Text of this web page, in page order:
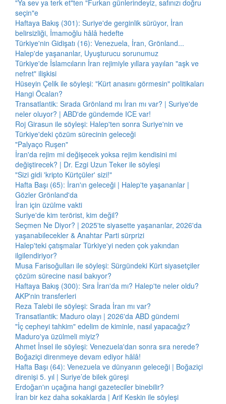
"Ya sev ya terk et"ten "Furkan günlerindeyiz, safınızı doğru
seçin"e
Haftaya Bakış (301): Suriye'de gerginlik sürüyor, İran
belirsizliği, İmamoğlu hâlâ hedefte
Türkiye'nin Gidişatı (16): Venezuela, İran, Grönland...
Halep'de yaşananlar, Uyuşturucu sorunumuz
Türkiye'de İslamcıların İran rejimiyle yıllara yayılan "aşk ve
nefret" ilişkisi
Hüseyin Çelik ile söyleşi: "Kürt anasını görmesin" politikaları
Hangi Öcalan?
Transatlantik: Sırada Grönland mı İran mı var? | Suriye'de
neler oluyor? | ABD'de gündemde ICE var!
Roj Girasun ile söyleşi: Halep'ten sonra Suriye'nin ve
Türkiye'deki çözüm sürecinin geleceği
"Palyaço Ruşen"
İran'da rejim mi değişecek yoksa rejim kendisini mi
değiştirecek? | Dr. Ezgi Uzun Teker ile söyleşi
"Sizi gidi 'kripto Kürtçüler' sizi!"
Hafta Başı (65): İran'ın geleceği | Halep'te yaşananlar |
Gözler Grönland'da
İran için üzülme vakti
Suriye'de kim terörist, kim değil?
Seçmen Ne Diyor? | 2025'te siyasette yaşananlar, 2026'da
yaşanabilecekler & Anahtar Parti sürprizi
Halep'teki çatışmalar Türkiye'yi neden çok yakından
ilgilendiriyor?
Musa Farisoğulları ile söyleşi: Sürgündeki Kürt siyasetçiler
çözüm sürecine nasıl bakıyor?
Haftaya Bakış (300): Sıra İran'da mı? Halep'te neler oldu?
AKP'nin transferleri
Reza Talebi ile söyleşi: Sırada İran mı var?
Transatlantik: Maduro olayı | 2026'da ABD gündemi
"İç cepheyi tahkim" edelim de kiminle, nasıl yapacağız?
Maduro'ya üzülmeli miyiz?
Ahmet İnsel ile söyleşi: Venezuela'dan sonra sıra nerede?
Boğaziçi direnmeye devam ediyor hâlâ!
Hafta Başı (64): Venezuela ve dünyanın geleceği | Boğaziçi
direnişi 5. yıl | Suriye’de bilek güreşi
Erdoğan'ın uçağına hangi gazeteciler binebilir?
İran bir kez daha sokaklarda | Arif Keskin ile söyleşi